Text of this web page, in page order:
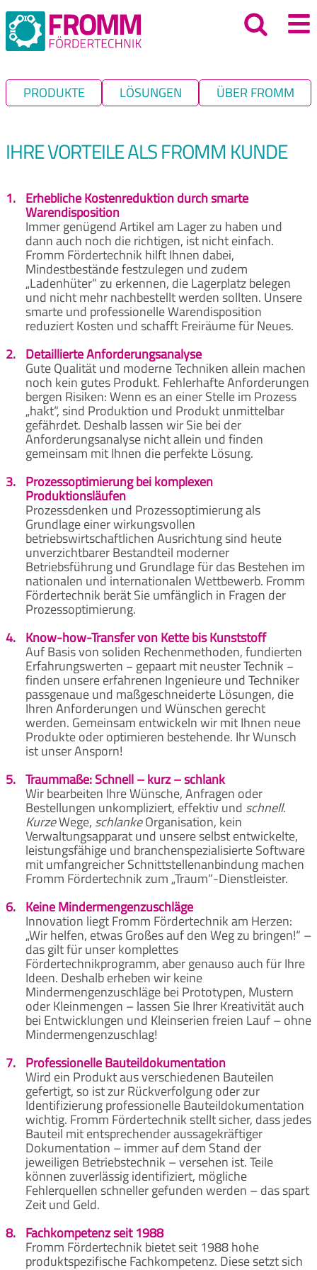
PRODUKTE LÖSUNGEN ÜBER FROMM
IHRE VORTEILE ALS FROMM KUNDE
1. Erhebliche Kostenreduktion durch smarte
Warendisposition
Immer genügend Artikel am Lager zu haben und
dann auch noch die richtigen, ist nicht einfach.
Fromm Fördertechnik hilft Ihnen dabei,
Mindestbestände festzulegen und zudem
„Ladenhüter“ zu erkennen, die Lagerplatz belegen
und nicht mehr nachbestellt werden sollten. Unsere
smarte und professionelle Warendisposition
reduziert Kosten und schafft Freiräume für Neues.
2. Detaillierte Anforderungsanalyse
Gute Qualität und moderne Techniken allein machen
noch kein gutes Produkt. Fehlerhafte Anforderungen
bergen Risiken: Wenn es an einer Stelle im Prozess
„hakt“, sind Produktion und Produkt unmittelbar
gefährdet. Deshalb lassen wir Sie bei der
Anforderungsanalyse nicht allein und finden
gemeinsam mit Ihnen die perfekte Lösung.
3. Prozessoptimierung bei komplexen
Produktionsläufen
Prozessdenken und Prozessoptimierung als
Grundlage einer wirkungsvollen
betriebswirtschaftlichen Ausrichtung sind heute
unverzichtbarer Bestandteil moderner
Betriebsführung und Grundlage für das Bestehen im
nationalen und internationalen Wettbewerb. Fromm
Fördertechnik berät Sie umfänglich in Fragen der
Prozessoptimierung.
4. Know-how-Transfer von Kette bis Kunststoff
Auf Basis von soliden Rechenmethoden, fundierten
Erfahrungswerten − gepaart mit neuster Technik −
finden unsere erfahrenen Ingenieure und Techniker
passgenaue und maßgeschneiderte Lösungen, die
Ihren Anforderungen und Wünschen gerecht
werden. Gemeinsam entwickeln wir mit Ihnen neue
Produkte oder optimieren bestehende. Ihr Wunsch
ist unser Ansporn!
5. Traummaße: Schnell – kurz – schlank
Wir bearbeiten Ihre Wünsche, Anfragen oder
Bestellungen unkompliziert, effektiv und schnell.
KurzeWege, schlankeOrganisation, kein
Verwaltungsapparat und unsere selbst entwickelte,
leistungsfähige und branchenspezialisierte Software
mit umfangreicher Schnittstellenanbindung machen
Fromm Fördertechnik zum „Traum“-Dienstleister.
6. Keine Mindermengenzuschläge
Innovation liegt Fromm Fördertechnik am Herzen:
„Wir helfen, etwas Großes auf den Weg zu bringen!“ –
das gilt für unser komplettes
Fördertechnikprogramm, aber genauso auch für Ihre
Ideen. Deshalb erheben wir keine
Mindermengenzuschläge bei Prototypen, Mustern
oder Kleinmengen – lassen Sie Ihrer Kreativität auch
bei Entwicklungen und Kleinserien freien Lauf – ohne
Mindermengenzuschlag!
7. Professionelle Bauteildokumentation
Wird ein Produkt aus verschiedenen Bauteilen
gefertigt, so ist zur Rückverfolgung oder zur
Identifizierung professionelle Bauteildokumentation
wichtig. Fromm Fördertechnik stellt sicher, dass jedes
Bauteil mit entsprechender aussagekräftiger
Dokumentation – immer auf dem Stand der
jeweiligen Betriebstechnik – versehen ist. Teile
können zuverlässig identifiziert, mögliche
Fehlerquellen schneller gefunden werden – das spart
Zeit und Geld.
8. Fachkompetenz seit 1988
Fromm Fördertechnik bietet seit 1988 hohe
produktspezifische Fachkompetenz. Diese setzt sich